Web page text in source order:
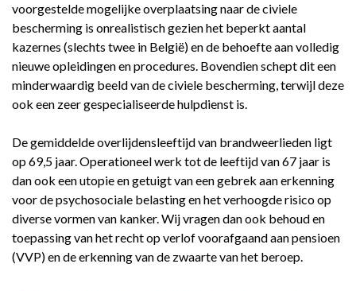
voorgestelde mogelijke overplaatsing naar de civiele
bescherming is onrealistisch gezien het beperkt aantal
kazernes (slechts twee in België) en de behoefte aan volledig
nieuwe opleidingen en procedures. Bovendien schept dit een
minderwaardig beeld van de civiele bescherming, terwijl deze
ook een zeer gespecialiseerde hulpdienst is.
De gemiddelde overlijdensleeftijd van brandweerlieden ligt
op 69,5 jaar. Operationeel werk tot de leeftijd van 67 jaar is
dan ook een utopie en getuigt van een gebrek aan erkenning
voor de psychosociale belasting en het verhoogde risico op
diverse vormen van kanker. Wij vragen dan ook behoud en
toepassing van het recht op verlof voorafgaand aan pensioen
(VVP) en de erkenning van de zwaarte van het beroep.